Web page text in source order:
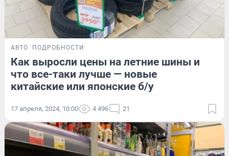
АВТО ПОДРОБНОСТИ
Как выросли цены на летние шины и
что все-таки лучше — новые
китайские или японские б/у
17 апреля, 2024, 10:00 4 496 21